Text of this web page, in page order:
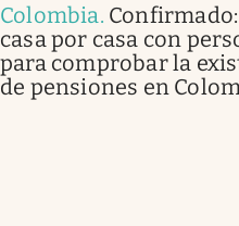
Colombia.
casa por casa con
para comprobar la
de pensiones en